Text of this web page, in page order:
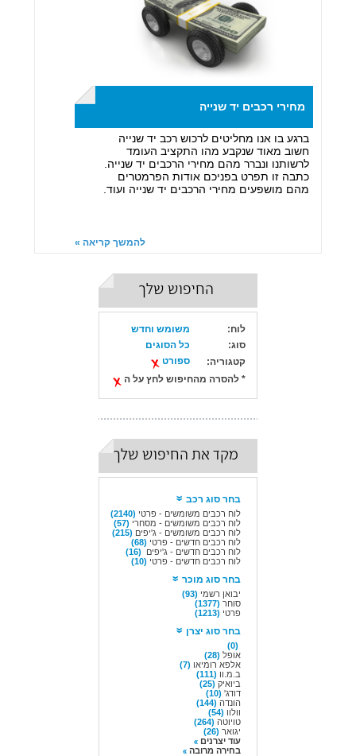
החיפוש שלך
לוח:
משומש וחדש
סוג:
כל הסוגים
קטגוריה:
ספורט
* להסרה מהחיפוש לחץ על ה
מקד את החיפוש שלך
בחר סוג רכב
לוח רכבים משומשים - פרטי (2140)
לוח רכבים משומשים - מסחרי (57)
לוח רכבים משומשים - ג'יפים (215)
לוח רכבים חדשים - פרטי (68)
לוח רכבים חדשים - ג'יפים
(16)
לוח רכבים חדשים - פרטי (10)
בחר סוג מוכר
יבואן רשמי (93)
סוחר (1377)
פרטי (1213)
בחר סוג יצרן
(0)
אופל (28)
אלפא רומיאו (7)
ב.מ.וו (111)
ביואיק (25)
דודג' (10)
הונדה (144)
וולוו (54)
טויוטה (264)
יגואר (26)
עוד יצרנים
בחירה מרובה
מחירי רכבים יד שנייה
ברגע בו אנו מחליטים לרכוש רכב יד שנייה
חשוב מאוד שנקבע מהו התקציב העומד
לרשותנו ונברר מהם מחירי הרכבים יד שנייה.
כתבה זו תפרט בפניכם אודות הפרמטרים
מהם מושפעים מחירי הרכבים יד שנייה ועוד.
להמשך קריאה »